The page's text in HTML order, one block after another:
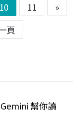
10 11
»
頁
幫你讀